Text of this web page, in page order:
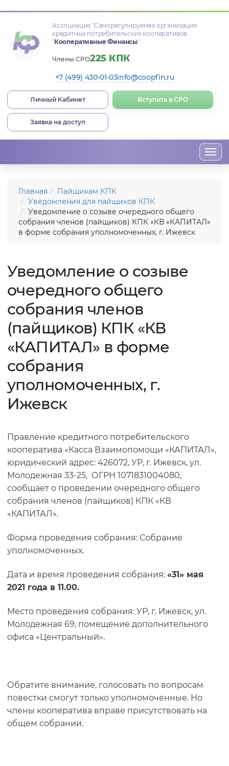
Ассоциация "Саморегулируемая организация
кредитных потребительских кооперативов
"Кооперативные Финансы"
Члены СРО225 КПК
+7 (499) 430-01-03info@coopfin.ru
Личный Кабинет Вступить в СРО
Заявка на доступ
Главная
Пайщикам КПК
Уведомления для пайщиков КПК
Уведомление о созыве очередного общего
собрания членов (пайщиков) КПК «КВ «КАПИТАЛ»
в форме собрания уполномоченных, г. Ижевск
Уведомление о созыве
очередного общего
собрания членов
(пайщиков) КПК «КВ
«КАПИТАЛ» в форме
собрания
уполномоченных, г.
Ижевск
Правление кредитного потребительского
кооператива «Касса Взаимопомощи «КАПИТАЛ»,
юридический адрес: 426072, УР, г. Ижевск, ул.
Молодежная 33-25, ОГРН 1071831004080,
сообщает о проведении очередного общего
собрания членов (пайщиков) КПК «КВ
«КАПИТАЛ».
Форма проведения собрания: Собрание
уполномоченных.
Дата и время проведения собрания: «31» мая
2021 года в 11.00.
Место проведения собрания: УР, г. Ижевск, ул.
Молодежная 69, помещение дополнительного
офиса «Центральный».
Обратите внимание, голосовать по вопросам
повестки смогут только уполномоченные. Но
члены кооператива вправе присутствовать на
общем собрании.